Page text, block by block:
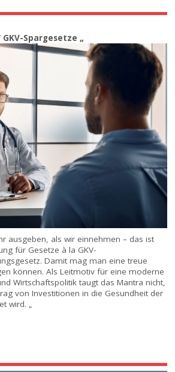
GKV-Spargesetze „
ausgeben, als wir einnehmen – das ist
für Gesetze à la GKV-
Damit mag man eine treue
können. Als Leitmotiv für eine moderne
Wirtschaftspolitik taugt das Mantra nicht,
von Investitionen in die Gesundheit der
wird. „